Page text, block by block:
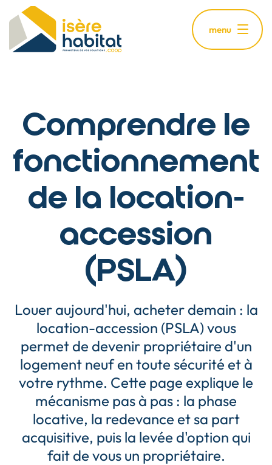
au
contenu
principal
menu
Comprendre le
fonctionnement
de la location-
accession
(PSLA)
Louer aujourd'hui, acheter demain : la
location-accession (PSLA) vous
permet de devenir propriétaire d'un
logement neuf en toute sécurité et à
votre rythme. Cette page explique le
mécanisme pas à pas : la phase
locative, la redevance et sa part
acquisitive, puis la levée d'option qui
fait de vous un propriétaire.